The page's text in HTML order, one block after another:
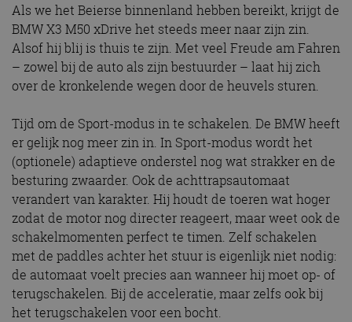
Als we het Beierse binnenland hebben bereikt, krijgt de
BMW X3 M50 xDrive het steeds meer naar zijn zin.
Alsof hij blij is thuis te zijn. Met veel Freude am Fahren
– zowel bij de auto als zijn bestuurder – laat hij zich
over de kronkelende wegen door de heuvels sturen.
Tijd om de Sport-modus in te schakelen. De BMW heeft
er gelijk nog meer zin in. In Sport-modus wordt het
(optionele) adaptieve onderstel nog wat strakker en de
besturing zwaarder. Ook de achttrapsautomaat
verandert van karakter. Hij houdt de toeren wat hoger
zodat de motor nog directer reageert, maar weet ook de
schakelmomenten perfect te timen. Zelf schakelen
met de paddles achter het stuur is eigenlijk niet nodig:
de automaat voelt precies aan wanneer hij moet op- of
terugschakelen. Bij de acceleratie, maar zelfs ook bij
het terugschakelen voor een bocht.